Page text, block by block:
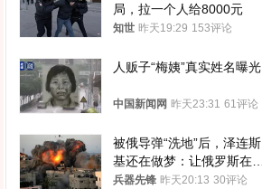
局，拉一个人给8000元
知世 昨天19:29 153评论
人贩子“梅姨”真实姓名曝光
中国新闻网 昨天23:31 61评论
被俄导弹“洗地”后，泽连斯
基还在做梦：让俄罗斯在冬
季前求和？
兵器先锋 昨天20:13 30评论